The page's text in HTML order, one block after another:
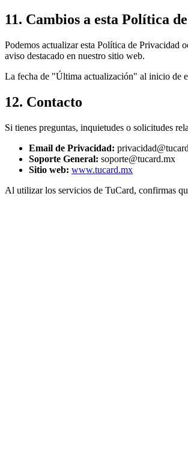
11. Cambios a esta Política
Podemos actualizar esta Política de Privacidad
aviso destacado en nuestro sitio web.
La fecha de "Última actualización" al inicio de
12. Contacto
Si tienes preguntas, inquietudes o solicitudes
Email de Privacidad:
Soporte General: soporte@tucard.mx
Sitio web: www.tucard.mx
Al utilizar los servicios de TuCard, confirmas